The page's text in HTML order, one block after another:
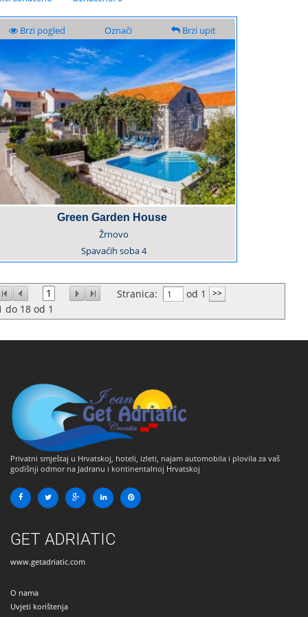
Brzi pogled Označi Brzi upit
Green Garden House
Žrnovo
Spavaćih soba4
1 Stranica:
od 1
do 18 od 1
Privatni smještaj u Hrvatskoj, hoteli, izleti, najam automobila i plovila za vaš
godišnji odmor na Jadranu i kontinentalnoj Hrvatskoj
GET ADRIATIC
www.getadriatic.com
O nama
Uvjeti korištenja